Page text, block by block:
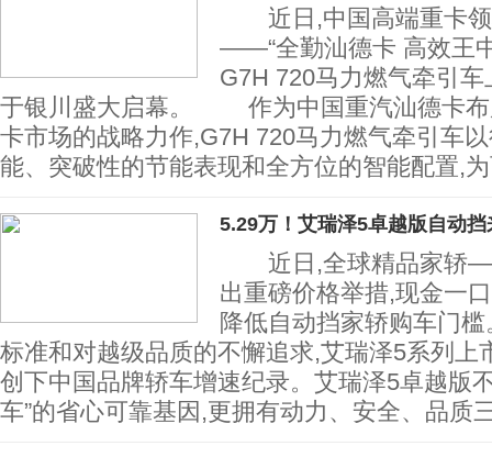
近日,中国高端重卡领
——“全勤汕德卡 高效王
G7H 720马力燃气牵引车
于银川盛大启幕。 作为中国重汽汕德卡布
卡市场的战略力作,G7H 720马力燃气牵引车
能、突破性的节能表现和全方位的智能配置,
5.29万！艾瑞泽5卓越版自动挡
近日,全球精品家轿
出重磅价格举措,现金一
降低自动挡家轿购车门
标准和对越级品质的不懈追求,艾瑞泽5系列上
创下中国品牌轿车增速纪录。艾瑞泽5卓越版
车”的省心可靠基因,更拥有动力、安全、品质